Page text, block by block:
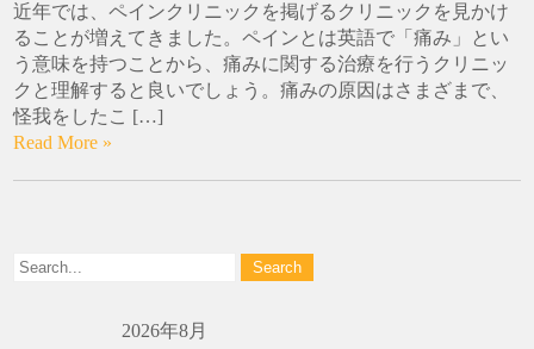
近年では、ペインクリニックを掲げるクリニックを見かけ
ることが増えてきました。ペインとは英語で「痛み」とい
う意味を持つことから、痛みに関する治療を行うクリニッ
クと理解すると良いでしょう。痛みの原因はさまざまで、
怪我をしたこ […]
Read More »
2026年8月